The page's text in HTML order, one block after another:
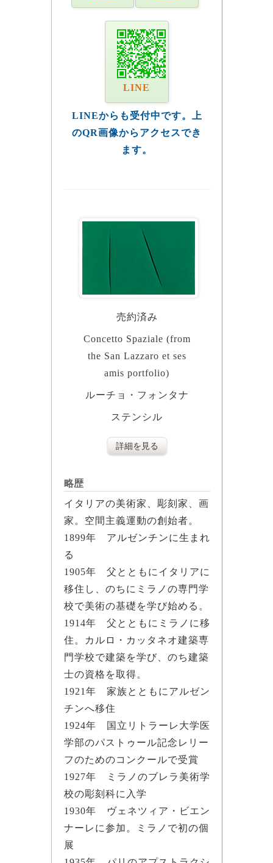
LINE
LINEからも受付中です。上
のQR画像からアクセスでき
ます。
売約済み
Concetto Spaziale (from
the San Lazzaro et ses
amis portfolio)
ルーチョ・フォンタナ
ステンシル
詳細を見る
略歴
イタリアの美術家、彫刻家、画
家。空間主義運動の創始者。
1899年 アルゼンチンに生まれ
る
1905年 父とともにイタリアに
移住し、のちにミラノの専門学
校で美術の基礎を学び始める。
1914年 父とともにミラノに移
住。カルロ・カッタネオ建築専
門学校で建築を学び、のち建築
士の資格を取得。
1921年 家族とともにアルゼン
チンへ移住
1924年 国立リトラーレ大学医
学部のパストゥール記念レリー
フのためのコンクールで受賞
1927年 ミラノのブレラ美術学
校の彫刻科に入学
1930年 ヴェネツィア・ビエン
ナーレに参加。ミラノで初の個
展